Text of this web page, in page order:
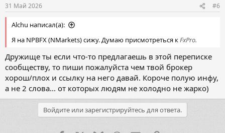
31 Май 2026 #6
Alchu написал(а):
Я на NPBFX (NMarkets) сижу. Думаю присмотреться кFxPro.
Дружище ты если что-то предлагаешь в этой переписке
сообществу, то пиши пожалуйста чем твой брокер
хорош/плох и ссылку на него давай. Короче полую инфу,
а не 2 слова... от которых людям не холодно не жарко)
Войдите или зарегистрируйтесь для ответа.